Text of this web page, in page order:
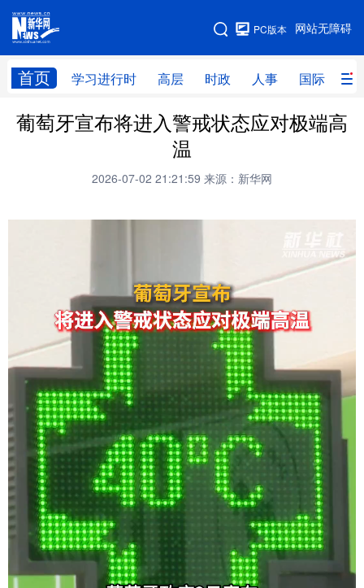
网站无障碍
PC版本
首页 学习进行时 高层 时政 人事 国际 财
网站地图
学习进行时 高层 时政 人事
视频 图片
法律 中央文件 金融 汽车
人居 信息化 数字经济
学术中国 乡村振兴 银龄 溯源中国
城市 旅游 能源 会展
彩票 娱乐 时尚 悦读
公益 一带一路 亚太网 上市公司
文化产业
葡萄牙宣布将进入警戒状态应对极端高
温
2026-07-02 21:21:59 来源：新华网